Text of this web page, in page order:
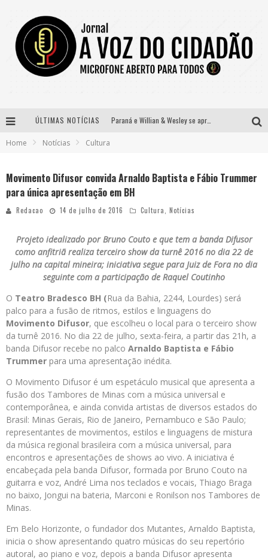
ÚLTIMAS NOTÍCIAS Paraná e Willian & Wesley se apresentam no Carretão Trevo Contagem nesta sexta-feira
Home Notícias Cultura
Movimento Difusor convida Arnaldo Baptista e Fábio Trummer
para única apresentação em BH
Redacao 14 de julho de 2016 Cultura Notícias
Projeto idealizado por Bruno Couto e que tem a banda Difusor
como anfitriã realiza terceiro show da turnê 2016 no dia 22 de
julho na capital mineira; iniciativa segue para Juiz de Fora no dia
seguinte com a participação de Raquel Coutinho
O Teatro Bradesco BH (Rua da Bahia, 2244, Lourdes) será
palco para a fusão de ritmos, estilos e linguagens do
Movimento Difusor, que escolheu o local para o terceiro show
da turnê 2016. No dia 22 de julho, sexta-feira, a partir das 21h, a
banda Difusor recebe no palco Arnaldo Baptista e Fábio
Trummer para uma apresentação inédita.
O Movimento Difusor é um espetáculo musical que apresenta a
fusão dos Tambores de Minas com a música universal e
contemporânea, e ainda convida artistas de diversos estados do
Brasil: Minas Gerais, Rio de Janeiro, Pernambuco e São Paulo;
representantes de movimentos, estilos e linguagens de mistura
da música regional brasileira com a música universal, para
encontros e apresentações de shows ao vivo. A iniciativa é
encabeçada pela banda Difusor, formada por Bruno Couto na
guitarra e voz, André Lima nos teclados e vocais, Thiago Braga
no baixo, Jongui na bateria, Marconi e Ronilson nos Tambores de
Minas.
Em Belo Horizonte, o fundador dos Mutantes, Arnaldo Baptista,
inicia o show apresentando quatro músicas do seu repertório
autoral, ao piano e voz, depois a banda Difusor apresenta